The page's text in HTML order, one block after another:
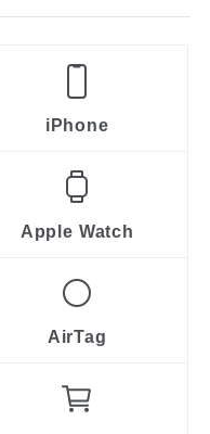
iPhone
Apple Watch
AirTag